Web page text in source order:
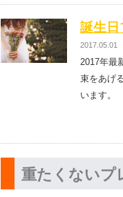
誕生日
2017.05.01
2017年最
束をあげ
います。
重たくないプ